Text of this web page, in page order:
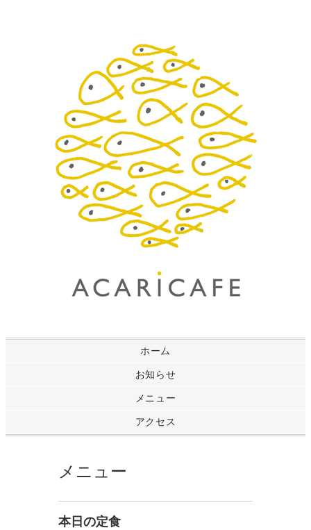
ホーム
お知らせ
メニュー
アクセス
メニュー
本日の定食